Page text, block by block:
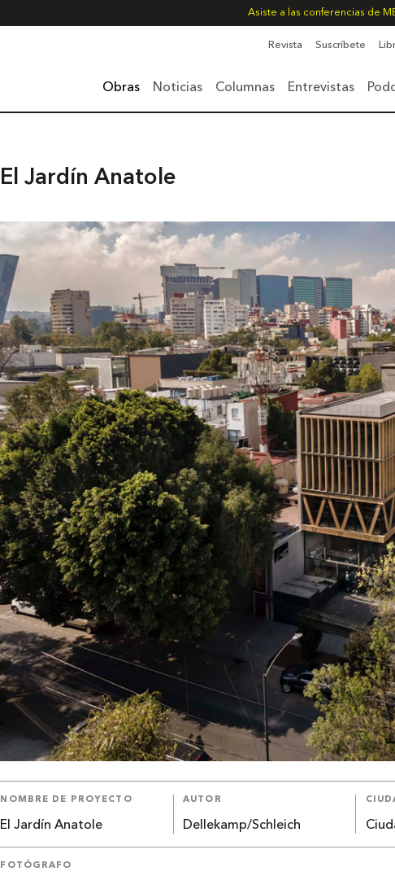
Asiste a las conferencias de
Revista Suscríbete
Obras Noticias Columnas Entrevistas
El Jardín Anatole
NOMBRE DE PROYECTO
El Jardín Anatole
AUTOR
Dellekamp/Schleich
FOTÓGRAFO